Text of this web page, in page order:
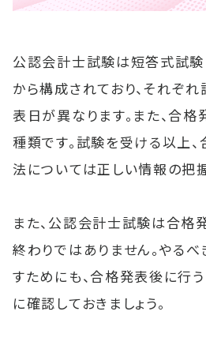
公認会計士試験は短答式試
から構成されており、それぞ
表日が異なります。また、合
種類です。試験を受ける以上
法については正しい情報の把
また、公認会計士試験は合格
終わりではありません。やるべ
すためにも、合格発表後に行
に確認しておきましょう。